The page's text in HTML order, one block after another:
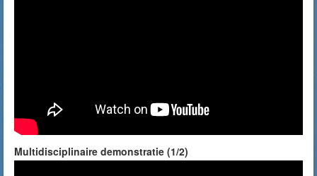
Multidisciplinaire demonstratie (1/2)